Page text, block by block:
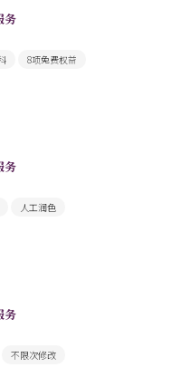
务
8项免费权益
务
人工润色
务
不限次修改